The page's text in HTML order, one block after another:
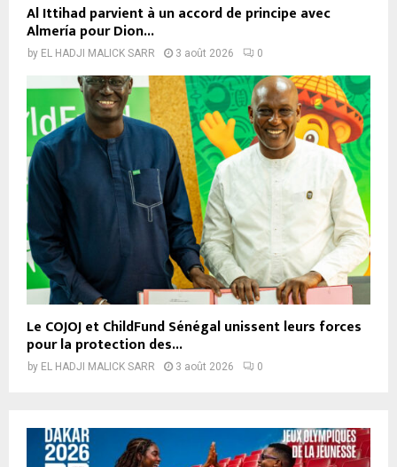
Al Ittihad parvient à un accord de principe avec
Almería pour Dion...
by EL HADJI MALICK SARR 3 août 2026 0
Le COJOJ et ChildFund Sénégal unissent leurs forces
pour la protection des...
by EL HADJI MALICK SARR 3 août 2026 0